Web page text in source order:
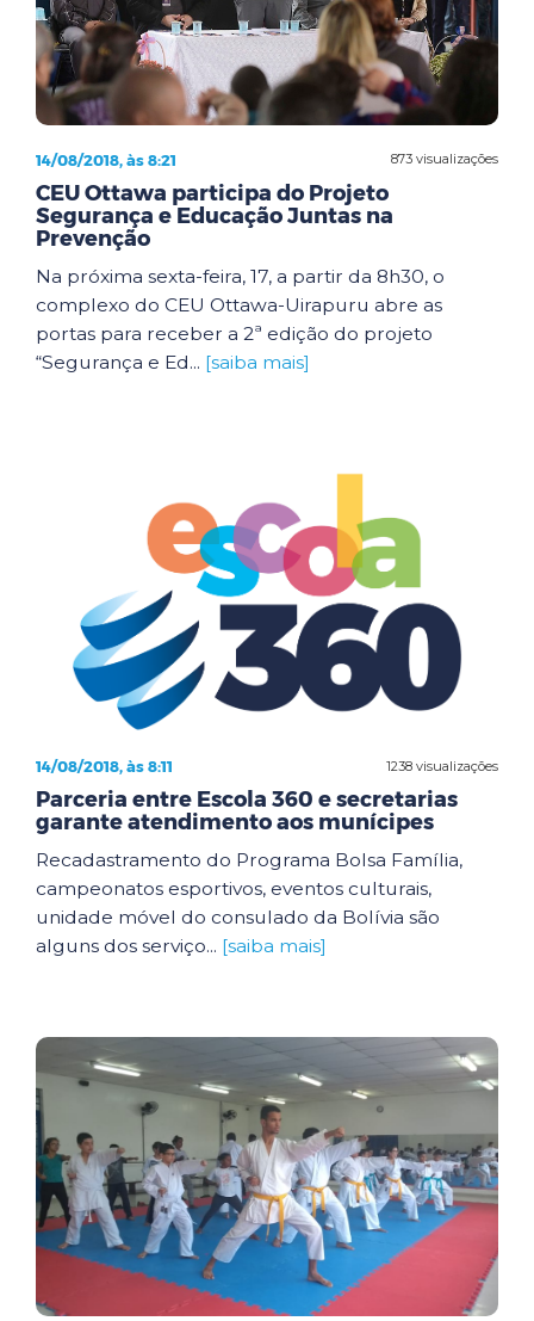
873 visualizações
14/08/2018, às 8:21
CEU Ottawa participa do Projeto
Segurança e Educação Juntas na
Prevenção
Na próxima sexta-feira, 17, a partir da 8h30, o
complexo do CEU Ottawa-Uirapuru abre as
portas para receber a 2ª edição do projeto
“Segurança e Ed... [saiba mais]
1238 visualizações
14/08/2018, às 8:11
Parceria entre Escola 360 e secretarias
garante atendimento aos munícipes
Recadastramento do Programa Bolsa Família,
campeonatos esportivos, eventos culturais,
unidade móvel do consulado da Bolívia são
alguns dos serviço... [saiba mais]